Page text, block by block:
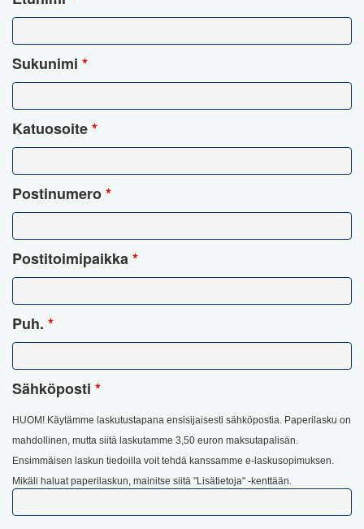
Sukunimi *
Katuosoite*
Postinumero*
Postitoimipaikka*
Puh. *
Sähköposti *
HUOM! Käytämme laskutustapana ensisijaisesti sähköpostia. Paperilasku on
mahdollinen, mutta siitä laskutamme 3,50 euron maksutapalisän.
Ensimmäisen laskun tiedoilla voit tehdä kanssamme e-laskusopimuksen.
Mikäli haluat paperilaskun, mainitse siitä "Lisätietoja" -kenttään.